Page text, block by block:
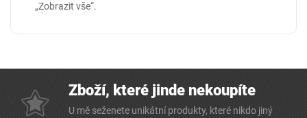
„Zobrazit vše“.
Zboží, které jinde nekoupíte
U mě seženete unikátní produkty, které nikdo jiný